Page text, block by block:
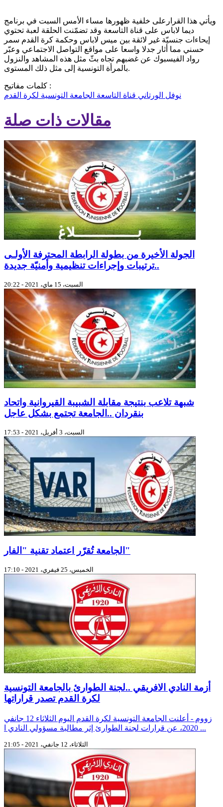
ويأتي هذا القرارعلى خلفية ظهورها مساء الأمس السبت في برنامج
ديما لاباس على قناة التاسعة وقد تضمّنت الحلقة لعبة تحتوي
إيحاءات جنسيّة غير لائقة بين ميس لاباس وحكمة كرة القدم سمر
حسني مما أثار جدلا واسعا على مواقع التواصل الاجتماعي وعبّر
رواد الفيسبوك عن غضبهم تجاه بثّ مثل هذه المشاهد والنزول
بالمرأة التونسية إلى مثل ذلك المستوى.
كلمات مفاتيح :
نوفل الورتاني قناة التاسعة الجامعة التونسية لكرة القدم
مقالات ذات صلة
الجولة الأخيرة من بطولة الرابطة المحترفة الأولـى
..ترتيبات وإجراءات تنظيمية وأمنيّة جديدة
السبت، 15 ماي، 2021 - 20:22
شبهة تلاعب بنتيجة مقابلة الشبيبة القيروانية واتحاد
بنقردان ..الجامعة تجتمع بشكل عاجل
السبت، 3 أفريل، 2021 - 17:53
الجامعة تُقرّر اعتماد تقنية "الفار"
الخميس، 25 فيفري، 2021 - 17:10
أزمة النادي الافريقي ..لجنة الطوارئ بالجامعة التونسية
لكرة القدم تصدر قراراتها
زووم - أعلنت الجامعة التونسية لكرة القدم اليوم الثلاثاء 12 جانفي
2020، عن قرارات لجنة الطوارئ إثر مطالبة مسؤولي النادي ا ...
الثلاثاء، 12 جانفي، 2021 - 21:05